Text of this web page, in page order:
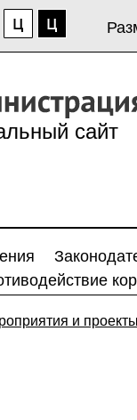
сайт
и проекты